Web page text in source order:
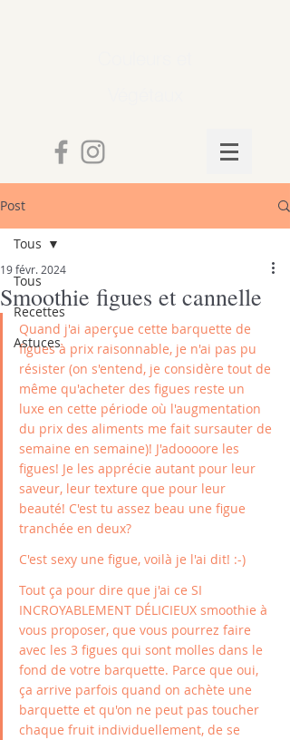
Post
Tous
Recettes
Astuces
Tous
Smoothie figues et cannelle
19 févr. 2024
Quand j'ai aperçue cette barquette de
figues à prix raisonnable, je n'ai pas pu
résister (on s'entend, je considère tout de
même qu'acheter des figues reste un
luxe en cette période où l'augmentation
du prix des aliments me fait sursauter de
semaine en semaine)! J'adoooore les
figues! Je les apprécie autant pour leur
saveur, leur texture que pour leur
beauté! C'est tu assez beau une figue
tranchée en deux?
C'est sexy une figue, voilà je l'ai dit! :-)
Tout ça pour dire que j'ai ce SI
INCROYABLEMENT DÉLICIEUX smoothie à
vous proposer, que vous pourrez faire
avec les 3 figues qui sont molles dans le
fond de votre barquette. Parce que oui,
ça arrive parfois quand on achète une
barquette et qu'on ne peut pas toucher
chaque fruit individuellement, de se